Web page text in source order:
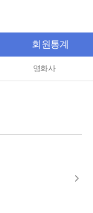
회원통계
영화사